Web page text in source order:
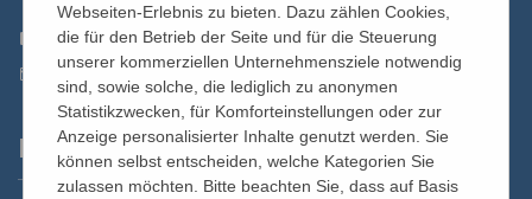
02622 29131-5040
st.bernhard@edw.or.at
Links
Webseiten-Erlebnis zu bieten. Dazu zählen Cookies,
die für den Betrieb der Seite und für die Steuerung
unserer kommerziellen Unternehmensziele notwendig
sind, sowie solche, die lediglich zu anonymen
Statistikzwecken, für Komforteinstellungen oder zur
Anzeige personalisierter Inhalte genutzt werden. Sie
können selbst entscheiden, welche Kategorien Sie
zulassen möchten. Bitte beachten Sie, dass auf Basis